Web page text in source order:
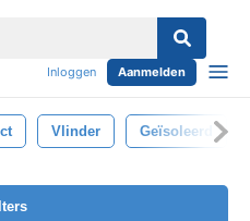
Inloggen Aanmelden
Vlinder Geïsoleerd